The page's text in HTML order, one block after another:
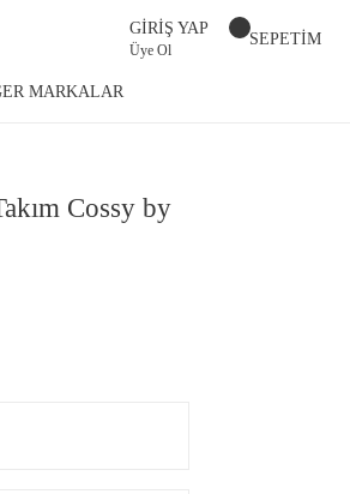
GİRİŞ YAP
Üye Ol
SEPETİM
MARKALAR
Cossy by